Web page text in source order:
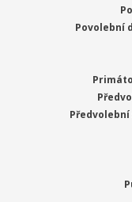
Povolební